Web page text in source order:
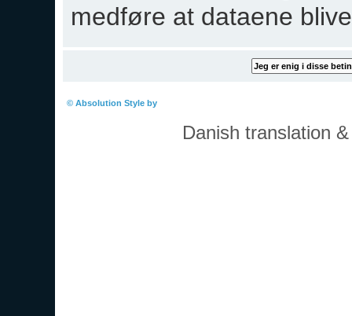
medføre at dataene
© Absolution Style by
Danish translation